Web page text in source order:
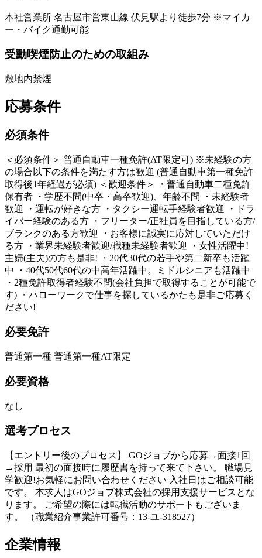
本社営業所 名古屋市営東山線 伏見駅より徒歩7分 ※マイカ
ー・バイク通勤可能
受動喫煙防止のための取組み
敷地内禁煙
応募条件
必須条件
＜必須条件＞ 普通自動車一種免許(AT限定可) ※未経験の方
の場合以下の条件を満たす方は歓迎 (普通自動車第一種免許
取得後1年経過が必須) ＜歓迎条件＞ ・普通自動車二種免許
保有者 ・学歴不問(中卒・高卒歓迎)、年齢不問 ・未経験者
歓迎 ・運転が好きな方 ・タクシー運転手経験者歓迎 ・ドラ
イバー経験のある方 ・フリーター/正社員を目指している方/
ブランクのある方歓迎 ・お客様に誠実に応対していただけ
る方 ・業界未経験者歓迎/職種未経験者歓迎 ・女性活躍中!
主婦(主夫)の方も是非! ・20代30代の若手や第二新卒も活躍
中 ・40代50代60代の中高年活躍中。ミドルシニアも活躍中
・2種免許取得者経験不問(会社負担で取得することが可能で
す) ・ハローワークで仕事を探しているかたも是非ご応募く
ださい!
必要免許
普通第一種 普通第一種AT限定
必要資格
なし
選考プロセス
【エントリー後のプロセス】 GOジョブから応募→面接1回
→採用 最初の面接時に履歴書を持って来て下さい。 職場見
学歓迎!お気軽にお問い合わせください 入社日はご相談可能
です。 本求人はGOジョブ株式会社の採用支援サービスとな
ります。 ご希望の際には転職活動のサポートもございま
す。 （職業紹介事業許可番号：13-ユ-318527）
企業情報